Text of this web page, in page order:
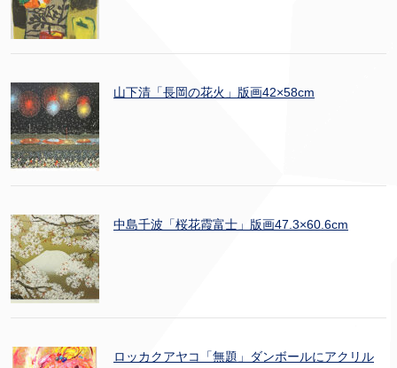
山下清「長岡の花火」版画42×58cm
中島千波「桜花霞富士」版画47.3×60.6cm
ロッカクアヤコ「無題」ダンボールにアクリル